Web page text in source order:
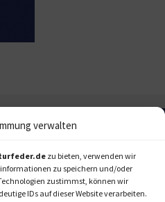
verwalten
zu bieten, verwenden wir
zu speichern und/oder
zustimmst, können wir
IDs auf dieser Website verarbeiten.